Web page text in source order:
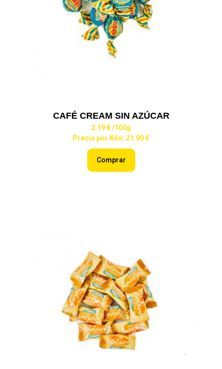
CAFÉ CREAM SIN AZÚCAR
2.19 €/100g
Precio por Kilo: 21.90 €
Comprar